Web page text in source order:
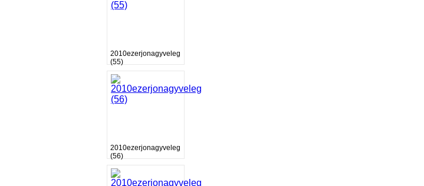
2010ezerjonagyveleg
(55)
2010ezerjonagyveleg
(56)